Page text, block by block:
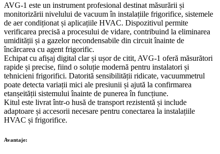
condiționat
quantity
AVG-1 este un instrument profesional destinat măsurării și
monitorizării nivelului de vacuum în instalațiile frigorifice, sistemele
de aer condiționat și aplicațiile HVAC. Dispozitivul permite
verificarea precisă a procesului de vidare, contribuind la eliminarea
umidității și a gazelor necondensabile din circuit înainte de
încărcarea cu agent frigorific.
Echipat cu afișaj digital clar și ușor de citit, AVG-1 oferă măsurători
rapide și precise, fiind o soluție modernă pentru instalatori și
tehnicieni frigorifici. Datorită sensibilității ridicate, vacuummetrul
poate detecta variații mici ale presiunii și ajută la confirmarea
etanșeității sistemului înainte de punerea în funcțiune.
Kitul este livrat într-o husă de transport rezistentă și include
adaptoare și accesorii necesare pentru conectarea la instalațiile
HVAC și frigorifice.
Avantaje: